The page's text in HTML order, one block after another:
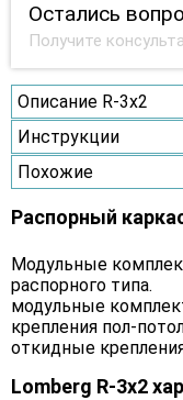
Остались
Получите
Описание R-3х2
Инструкции
Похожие
Распорный
Модульные
распорного типа.
модульные
крепления пол-
откидные
Lomberg R-3х2